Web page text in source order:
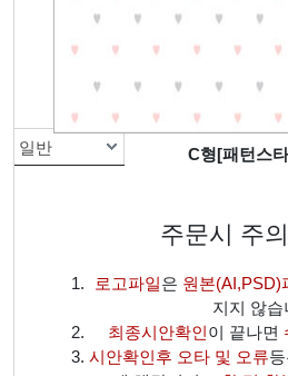
10x15cm (특가)
랑데뷰지240g
선택하세요
양면칼라
선택안함
선택안함
선택안함
미사용
선택하세요
선택하세요
선택하세요
미인쇄
일반 C형[패턴스
주문시 주
로고파일은 원본(AI,PSD)
지지 않습
최종시안확인이 끝나면
시안확인후 오타 및 오류